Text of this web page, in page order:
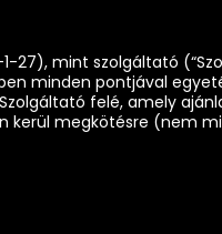
1-27), mint szolgáltató
minden pontjával
felé, amely
kerül megkötésre (nem